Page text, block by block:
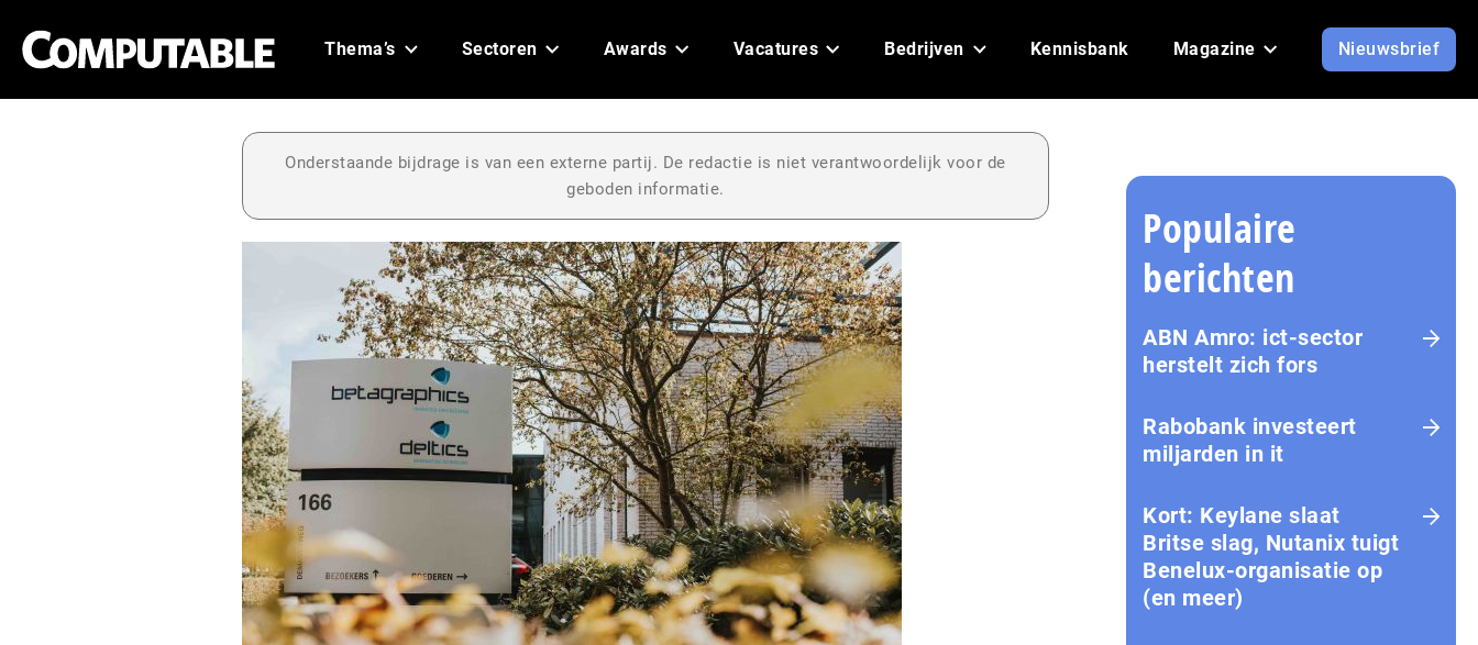
Thema’s Sectoren Awards Vacatures Bedrijven Kennisbank Magazine Nieuwsbrief
Onderstaande bijdrage is van een externe partij. De redactie is niet verantwoordelijk voor de
geboden informatie.
Populaire
berichten
ABN Amro: ict-sector
herstelt zich fors
Rabobank investeert
miljarden in it
Kort: Keylane slaat
Britse slag, Nutanix tuigt
Benelux-organisatie op
(en meer)